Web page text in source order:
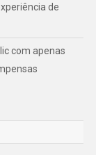
de
com apenas